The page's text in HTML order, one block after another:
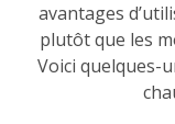
avantages
plutôt que les
Voici quelques-